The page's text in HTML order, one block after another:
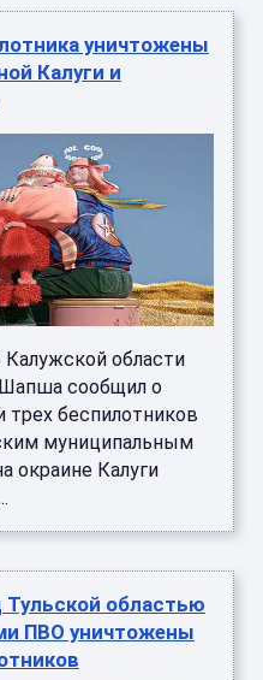
уничтожены
Калуги и
Калужской области
сообщил о
трех беспилотников
муниципальным
окраине Калуги
Тульской областью
ПВО уничтожены